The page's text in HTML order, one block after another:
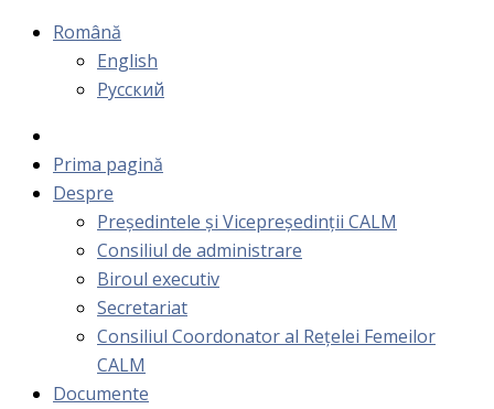
Română
English
Русский
Prima pagină
Despre
Președintele și Vicepreședinții CALM
Consiliul de administrare
Biroul executiv
Secretariat
Consiliul Coordonator al Rețelei Femeilor
CALM
Documente